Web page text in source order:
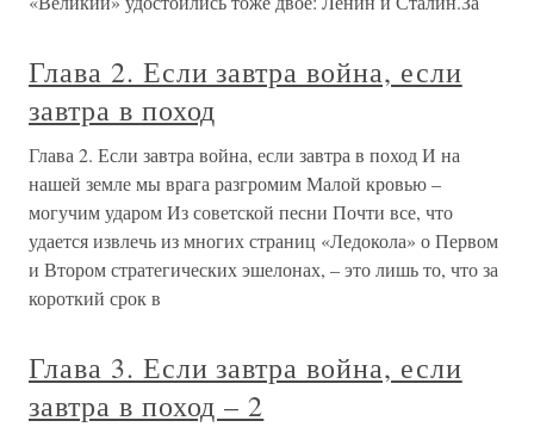
Глава 2. Если завтра война, если
завтра в поход
Глава 2. Если завтра война, если завтра в поход И на
нашей земле мы врага разгромим Малой кровью –
могучим ударом Из советской песни Почти все, что
удается извлечь из многих страниц «Ледокола» о Первом
и Втором стратегических эшелонах, – это лишь то, что за
короткий срок в
Глава 3. Если завтра война, если
завтра в поход – 2